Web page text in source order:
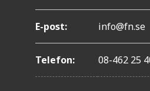
E-post: info@fn.se
Telefon: 08-462 25